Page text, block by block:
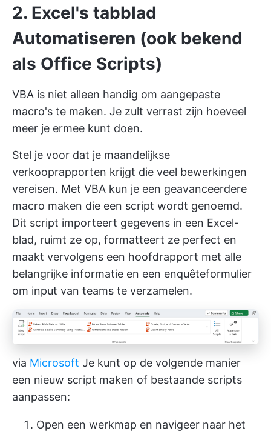
2. Excel's tabblad
Automatiseren (ook bekend
als Office Scripts)
VBA is niet alleen handig om aangepaste
macro's te maken. Je zult verrast zijn hoeveel
meer je ermee kunt doen.
Stel je voor dat je maandelijkse
verkooprapporten krijgt die veel bewerkingen
vereisen. Met VBA kun je een geavanceerdere
macro maken die een script wordt genoemd.
Dit script importeert gegevens in een Excel-
blad, ruimt ze op, formatteert ze perfect en
maakt vervolgens een hoofdrapport met alle
belangrijke informatie en een enquêteformulier
om input van teams te verzamelen.
via Microsoft Je kunt op de volgende manier
een nieuw script maken of bestaande scripts
aanpassen:
Open een werkmap en navigeer naar het